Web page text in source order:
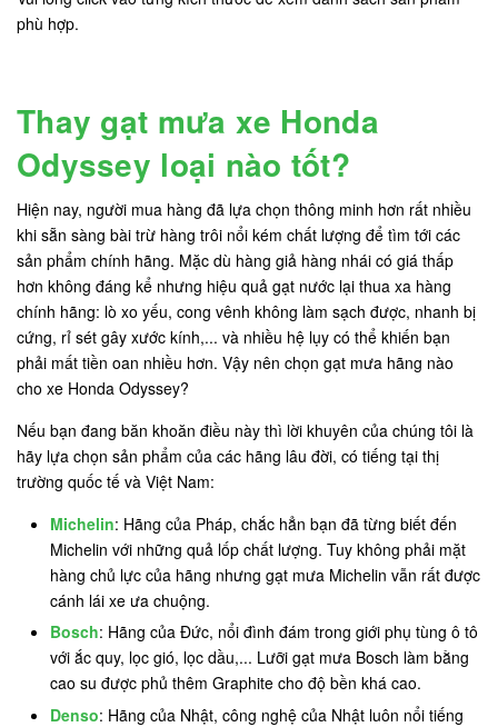
phù hợp.
Thay gạt mưa xe Honda
Odyssey loại nào tốt?
Hiện nay, người mua hàng đã lựa chọn thông minh hơn rất nhiều
khi sẵn sàng bài trừ hàng trôi nổi kém chất lượng để tìm tới các
sản phẩm chính hãng. Mặc dù hàng giả hàng nhái có giá thấp
hơn không đáng kể nhưng hiệu quả gạt nước lại thua xa hàng
chính hãng: lò xo yếu, cong vênh không làm sạch được, nhanh bị
cứng, rỉ sét gây xước kính,... và nhiều hệ lụy có thể khiến bạn
phải mất tiền oan nhiều hơn. Vậy nên chọn gạt mưa hãng nào
cho xe Honda Odyssey?
Nếu bạn đang băn khoăn điều này thì lời khuyên của chúng tôi là
hãy lựa chọn sản phẩm của các hãng lâu đời, có tiếng tại thị
trường quốc tế và Việt Nam:
Michelin: Hãng của Pháp, chắc hẳn bạn đã từng biết đến
Michelin với những quả lốp chất lượng. Tuy không phải mặt
hàng chủ lực của hãng nhưng gạt mưa Michelin vẫn rất được
cánh lái xe ưa chuộng.
Bosch: Hãng của Đức, nổi đình đám trong giới phụ tùng ô tô
với ắc quy, lọc gió, lọc dầu,... Lưỡi gạt mưa Bosch làm bằng
cao su được phủ thêm Graphite cho độ bền khá cao.
Denso: Hãng của Nhật, công nghệ của Nhật luôn nổi tiếng